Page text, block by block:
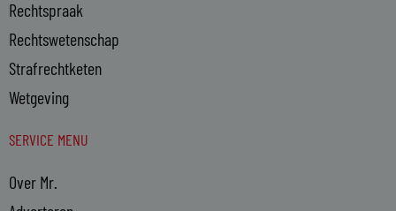
Rechtspraak
Rechtswetenschap
Strafrechtketen
Wetgeving
SERVICE MENU
Over Mr.